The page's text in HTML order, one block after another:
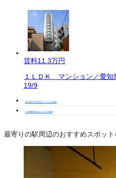
賃料11.3万円
１ＬＤＫ マンション／愛知
19/9
名古屋市中区周辺の１ＬＤＫの物件
上前津駅周辺の１ＬＤＫの物件
最寄りの駅周辺のおすすめスポッ